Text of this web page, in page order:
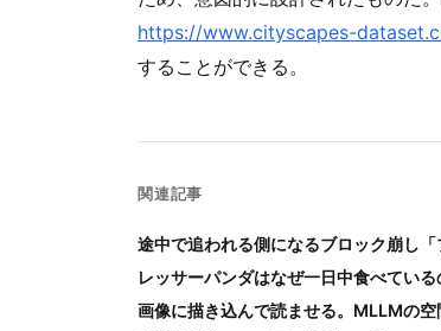
https://www.cityscapes-
することができる。
関連記事
途中で追われる側になるブロック崩し
レッサーパンダはなぜ一日中食べてい
画像に描き込んで読ませる。MLLMの